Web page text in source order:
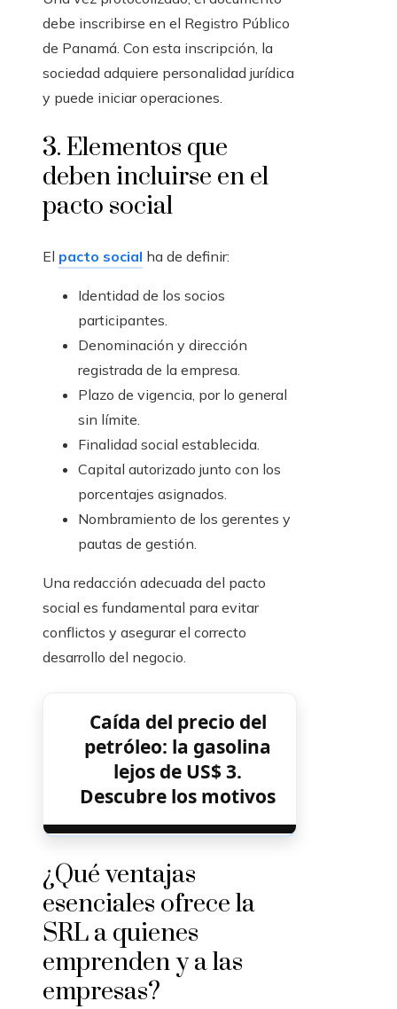
debe inscribirse en el Registro Público
de Panamá. Con esta inscripción, la
sociedad adquiere personalidad jurídica
y puede iniciar operaciones.
3. Elementos que
deben incluirse en el
pacto social
El pacto social ha de definir:
Identidad de los socios
participantes.
Denominación y dirección
registrada de la empresa.
Plazo de vigencia, por lo general
sin límite.
Finalidad social establecida.
Capital autorizado junto con los
porcentajes asignados.
Nombramiento de los gerentes y
pautas de gestión.
Una redacción adecuada del pacto
social es fundamental para evitar
conflictos y asegurar el correcto
desarrollo del negocio.
Caída del precio del
petróleo: la gasolina
lejos de US$ 3.
Descubre los motivos
¿Qué ventajas
esenciales ofrece la
SRL a quienes
emprenden y a las
empresas?